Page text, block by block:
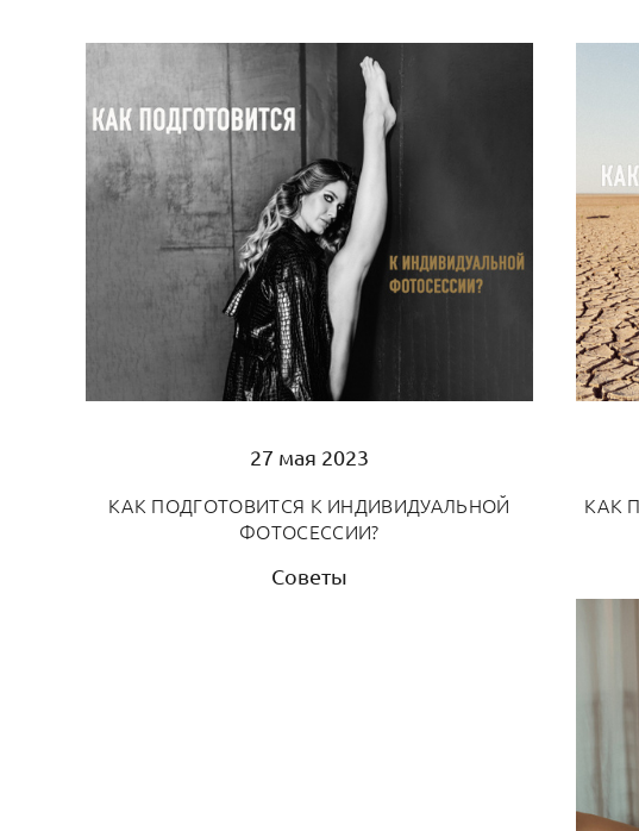
27 мая 2023
КАК ПОДГОТОВИТСЯ К ИНДИВИДУАЛЬНОЙ
ФОТОСЕССИИ?
Советы
КАК